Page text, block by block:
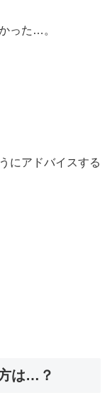
った…。
にアドバイスする
は…？